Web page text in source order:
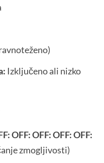
Izključeno ali nizko
OFF: OFF: OFF: OFF:
zmogljivosti)